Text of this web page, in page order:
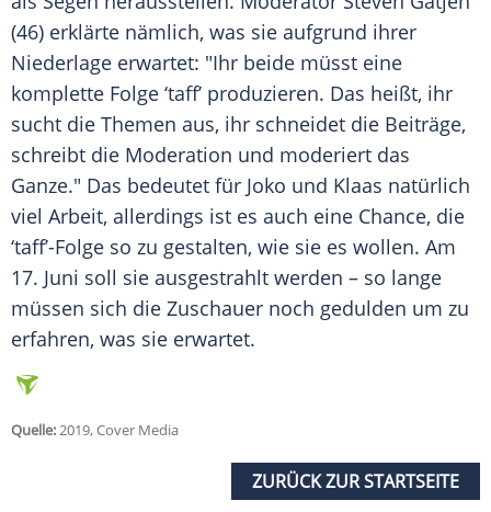
(46) erklärte nämlich, was sie aufgrund ihrer
Niederlage erwartet: "Ihr beide müsst eine
komplette Folge ‘taff’ produzieren. Das heißt, ihr
sucht die Themen aus, ihr schneidet die Beiträge,
schreibt die Moderation und moderiert das
Ganze." Das bedeutet für Joko und Klaas natürlich
viel Arbeit, allerdings ist es auch eine Chance, die
‘taff’-Folge so zu gestalten, wie sie es wollen. Am
17. Juni soll sie ausgestrahlt werden – so lange
müssen sich die Zuschauer noch gedulden um zu
erfahren, was sie erwartet.
Quelle:2019, Cover Media
ZURÜCK ZUR STARTSEITE